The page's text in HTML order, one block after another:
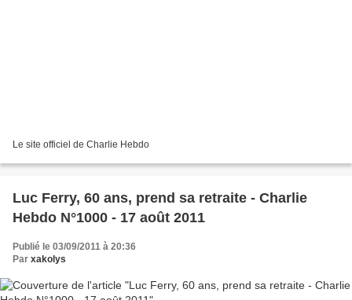
Le site officiel de Charlie Hebdo
Luc Ferry, 60 ans, prend sa retraite - Charlie
Hebdo N°1000 - 17 août 2011
Publié le 03/09/2011 à 20:36
Par xakolys